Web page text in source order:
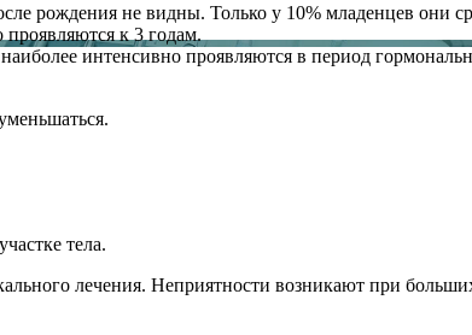
рождения не видны. Только у 10% младенцев они
проявляются к 3 годам.
интенсивно проявляются в период
тела.
лечения. Неприятности возникают при